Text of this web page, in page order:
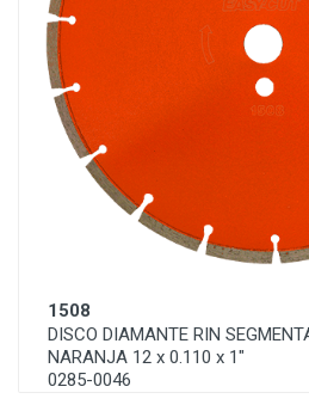
1508
DISCO DIAMANTE RIN
NARANJA 12 x 0.110 x 1"
0285-0046